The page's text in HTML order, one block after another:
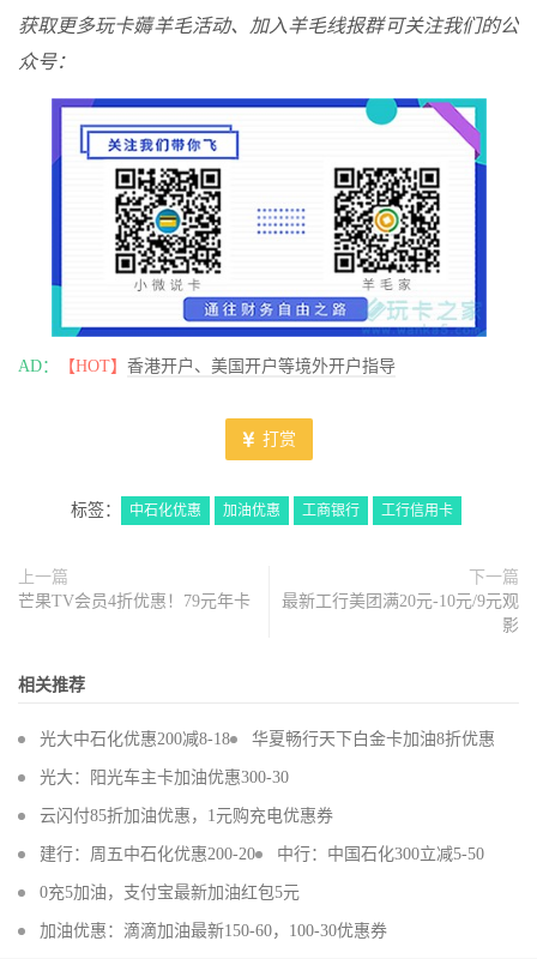
获取更多玩卡薅羊毛活动、加入羊毛线报群可关注我们的公
众号：
AD： 【HOT】 香港开户、美国开户等境外开户指导
打赏
标签： 中石化优惠 加油优惠 工商银行 工行信用卡
上一篇
芒果TV会员4折优惠！79元年卡
下一篇
最新工行美团满20元-10元/9元观
影
相关推荐
光大中石化优惠200减8-18 华夏畅行天下白金卡加油8折优惠
光大：阳光车主卡加油优惠300-30
云闪付85折加油优惠，1元购充电优惠券
建行：周五中石化优惠200-20 中行：中国石化300立减5-50
0充5加油，支付宝最新加油红包5元
加油优惠：滴滴加油最新150-60，100-30优惠券